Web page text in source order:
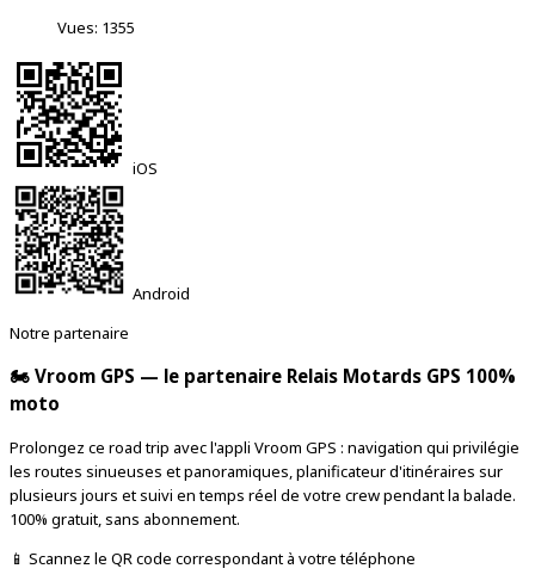
Vues: 1355
iOS
Android
Notre partenaire
🏍️ Vroom GPS — le partenaire Relais Motards GPS 100%
moto
Prolongez ce road trip avec l'appli Vroom GPS : navigation qui privilégie
les routes sinueuses et panoramiques, planificateur d'itinéraires sur
plusieurs jours et suivi en temps réel de votre crew pendant la balade.
100% gratuit, sans abonnement.
📱 Scannez le QR code correspondant à votre téléphone